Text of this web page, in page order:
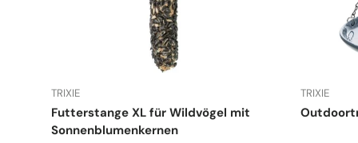
TRIXIE
Futterstange XL für Wildvögel mit
Sonnenblumenkernen
TRIXIE